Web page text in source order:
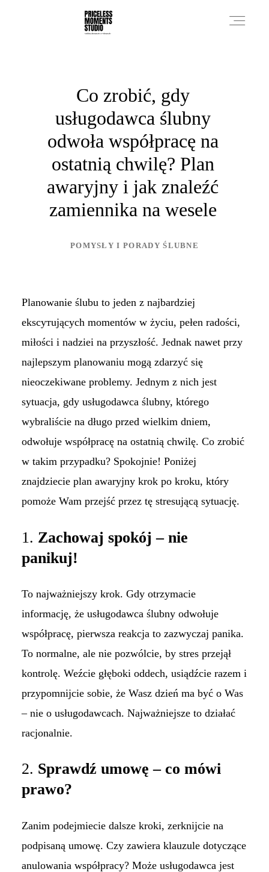
Co zrobić, gdy
usługodawca ślubny
odwoła współpracę na
ostatnią chwilę? Plan
awaryjny i jak znaleźć
zamiennika na wesele
POMYSŁY I PORADY ŚLUBNE
Planowanie ślubu to jeden z najbardziej
ekscyтujących momentów w życiu, pełen radości,
miłości i nadziei na przyszłość. Jednak nawet przy
najlepszym planowaniu mogą zdarzyć się
nieoczekiwane problemy. Jednym z nich jest
sytuacja, gdy usługodawca ślubny, którego
wybraliście na długo przed wielkim dniem,
odwołuje współpracę na ostatnią chwilę. Co zrobić
w takim przypadku? Spokojnie! Poniżej
znajdziecie plan awaryjny krok po kroku, który
pomoże Wam przejść przez tę stresującą sytuację.
1. Zachowaj spokój – nie
panikuj!
To najważniejszy krok. Gdy otrzymacie
informację, że usługodawca ślubny odwołuje
współpracę, pierwsza reakcja to zazwyczaj panika.
To normalne, ale nie pozwólcie, by stres przejął
kontrolę. Weźcie głęboki oddech, usiądźcie razem i
przypomnijcie sobie, że Wasz dzień ma być o Was
– nie o usługodawcach. Najważniejsze to działać
racjonalnie.
2. Sprawdź umowę – co mówi
prawo?
Zanim podejmiecie dalsze kroki, zerknijcie na
podpisaną umowę. Czy zawiera klauzule dotyczące
anulowania współpracy? Może usługodawca jest
PHOTO WORKS
VIDEO WORKS
ABOUT